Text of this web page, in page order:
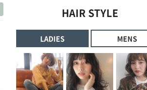
HAIR STYLE
LADIES MENS